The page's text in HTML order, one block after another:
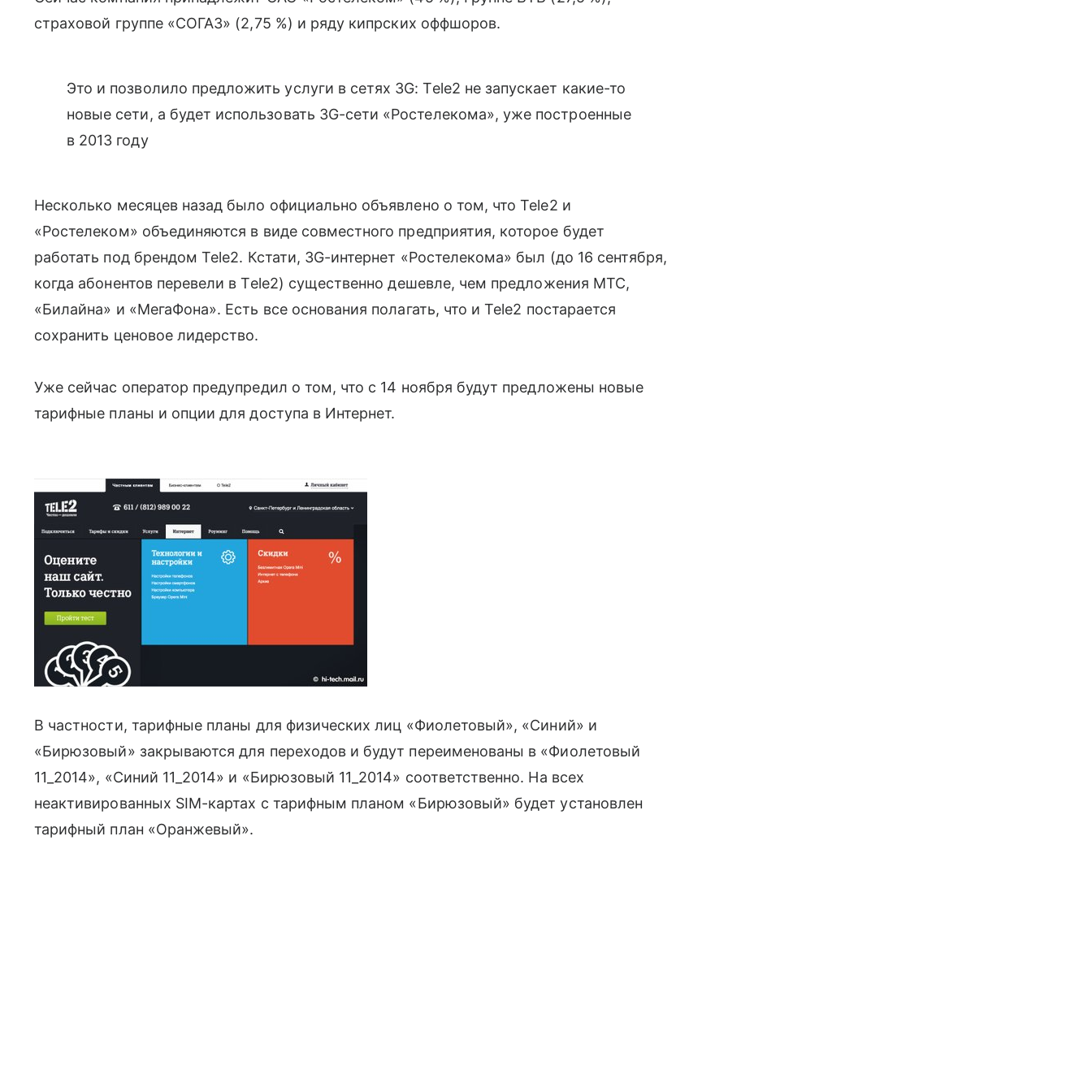
страховой группе «СОГАЗ» (2,75 %) и ряду кипрских оффшоров.
Это и позволило предложить услуги в сетях 3G: Tele2 не запускает какие-то
новые сети, а будет использовать 3G-сети «Ростелекома», уже построенные
в 2013 году
Несколько месяцев назад было официально объявлено о том, что Tele2 и
«Ростелеком» объединяются в виде совместного предприятия, которое будет
работать под брендом Tele2. Кстати, 3G-интернет «Ростелекома» был (до 16 сентября,
когда абонентов перевели в Tele2) существенно дешевле, чем предложения МТС,
«Билайна» и «МегаФона». Есть все основания полагать, что и Tele2 постарается
сохранить ценовое лидерство.
Уже сейчас оператор предупредил о том, что с 14 ноября будут предложены новые
тарифные планы и опции для доступа в Интернет.
В частности, тарифные планы для физических лиц «Фиолетовый», «Синий» и
«Бирюзовый» закрываются для переходов и будут переименованы в «Фиолетовый
11_2014», «Синий 11_2014» и «Бирюзовый 11_2014» соответственно. На всех
неактивированных SIM-картах с тарифным планом «Бирюзовый» будет установлен
тарифный план «Оранжевый».